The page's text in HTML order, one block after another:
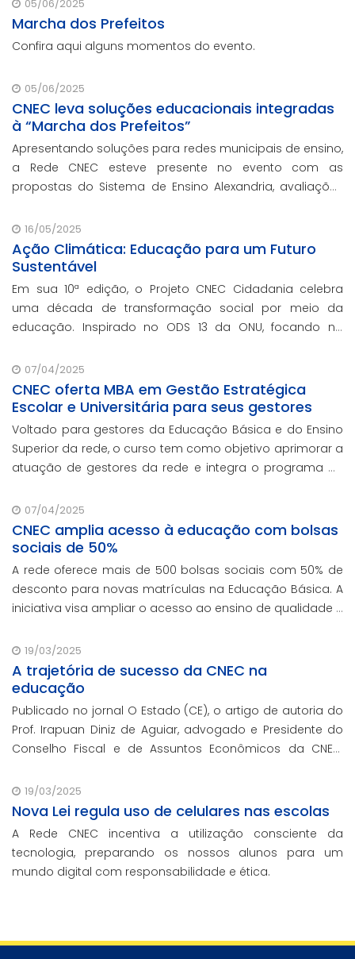
05/06/2025
Marcha dos Prefeitos
Confira aqui alguns momentos do evento.
05/06/2025
CNEC leva soluções educacionais integradas
à “Marcha dos Prefeitos”
Apresentando soluções para redes municipais de ensino,
a Rede CNEC esteve presente no evento com as
propostas do Sistema de Ensino Alexandria, avaliações
escolar e parcerias com prefeituras durante ev
16/05/2025
Ação Climática: Educação para um Futuro
Sustentável
Em sua 10ª edição, o Projeto CNEC Cidadania celebra
uma década de transformação social por meio da
educação. Inspirado no ODS 13 da ONU, focando no
promoção da sustentabilidade.
07/04/2025
CNEC oferta MBA em Gestão Estratégica
Escolar e Universitária para seus gestores
Voltado para gestores da Educação Básica e do Ensino
Superior da rede, o curso tem como objetivo aprimorar a
atuação de gestores da rede e integra o programa de
contando com o oferecimento gratuito da Re
07/04/2025
CNEC amplia acesso à educação com bolsas
sociais de 50%
A rede oferece mais de 500 bolsas sociais com 50% de
desconto para novas matrículas na Educação Básica. A
iniciativa visa ampliar o acesso ao ensino de qualidade e
19/03/2025
A trajetória de sucesso da CNEC na
educação
Publicado no jornal O Estado (CE), o artigo de autoria do
Prof. Irapuan Diniz de Aguiar, advogado e Presidente do
Conselho Fiscal e de Assuntos Econômicos da CNEC,
brasileira.
19/03/2025
Nova Lei regula uso de celulares nas escolas
A Rede CNEC incentiva a utilização consciente da
tecnologia, preparando os nossos alunos para um
mundo digital com responsabilidade e ética.